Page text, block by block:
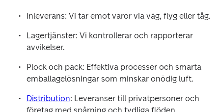
Inleverans: Vi tar emot varor via väg, flyg eller tåg.
Lagertjänster: Vi kontrollerar och rapporterar
avvikelser.
Plock och pack: Effektiva processer och smarta
emballagelösningar som minskar onödig luft.
Distribution: Leveranser till privatpersoner och
företag med spårning och tydliga flöden.